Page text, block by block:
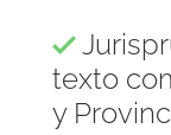
texto
y